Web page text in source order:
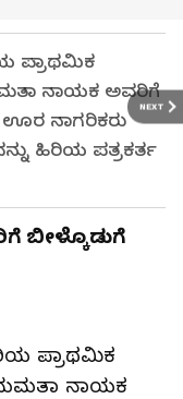
NEXT
ಪ್ರಾಥಮಿಕ
ನಾಯಕ ಅವರಿಗೆ
ಊರ ನಾಗರಿಕರು
ಹಿರಿಯ ಪತ್ರಕರ್ತ
ಬೀಳ್ಕೊಡುಗೆ
ಪ್ರಾಥಮಿಕ
ಮಮತಾ ನಾಯಕ